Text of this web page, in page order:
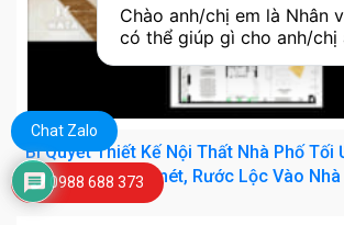
Bí Quyết Thiết Kế Nội Thất Nhà Phố Tối
mét, Rước Lộc Vào Nhà
Chat Zalo
0988 688 373
Chào anh/chị em là Nhân
có thể giúp gì cho anh/chị